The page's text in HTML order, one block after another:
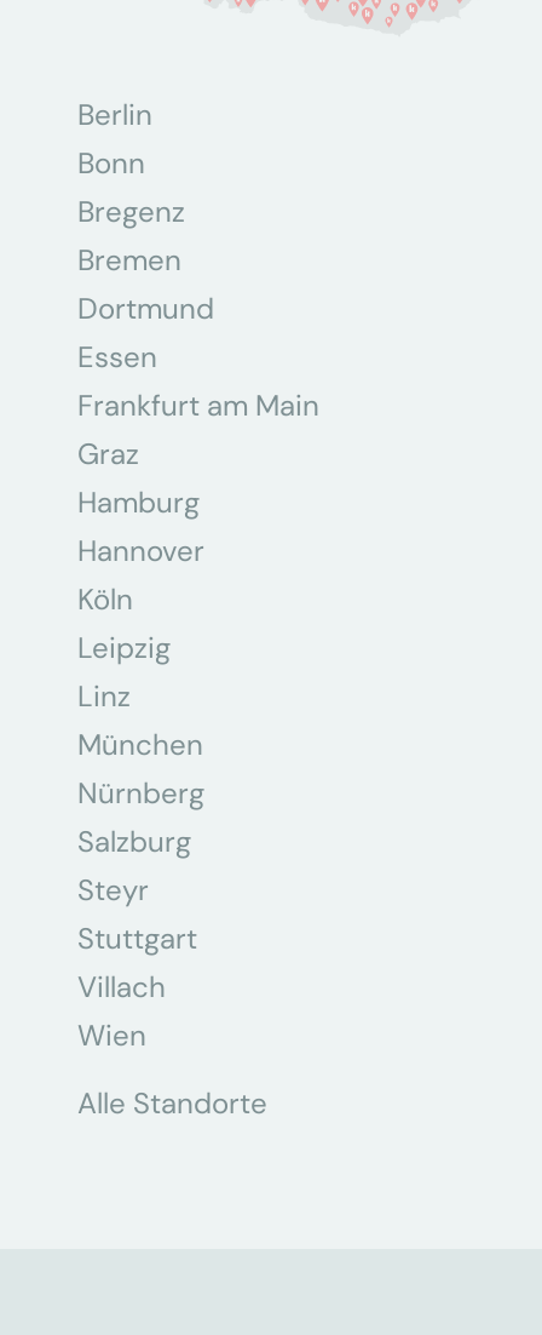
Berlin
Bonn
Bregenz
Bremen
Dortmund
Essen
Frankfurt am Main
Graz
Hamburg
Hannover
Köln
Leipzig
Linz
München
Nürnberg
Salzburg
Steyr
Stuttgart
Villach
Wien
Alle Standorte